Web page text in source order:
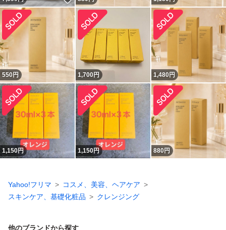
550円 1,700円 1,480円
1,150円 1,150円 880円
Yahoo!フリマ
コスメ、美容、ヘアケア
スキンケア、基礎化粧品
クレンジング
他のブランドから探す